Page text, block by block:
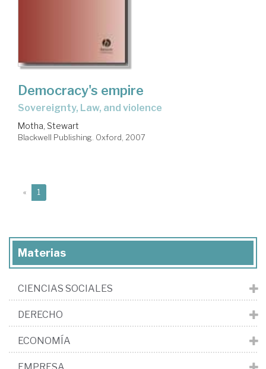
Democracy's empire
sovereignty, Law, and violence
Motha, Stewart
Blackwell Publishing. Oxford, 2007
« 1
Materias
CIENCIAS SOCIALES
DERECHO
ECONOMÍA